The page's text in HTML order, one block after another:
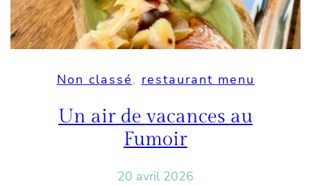
Non classé, restaurant menu
Un air de vacances au
Fumoir
20 avril 2026